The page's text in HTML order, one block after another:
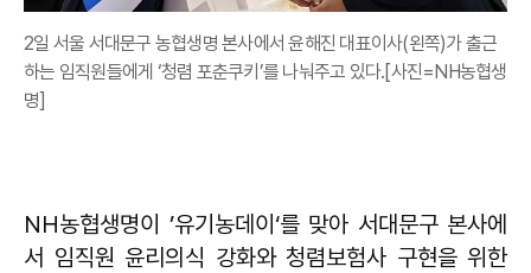
2일 서울 서대문구 농협생명 본사에서 윤해진 대표이사(왼쪽)가 출근
하는 임직원들에게 ‘청렴 포춘쿠키’를 나눠주고 있다.[사진=NH농협생
명]
NH농협생명이 ’유기농데이‘를 맞아 서대문구 본사에
서 임직원 윤리의식 강화와 청렴보험사 구현을 위한